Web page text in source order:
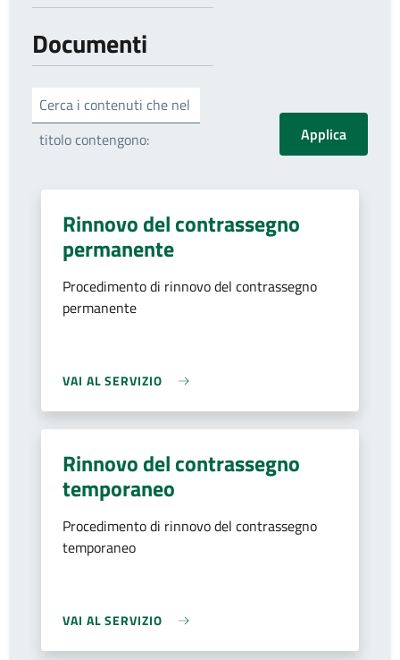
Documenti
Cerca i contenuti che nel
titolo contengono:
Rinnovo del contrassegno
permanente
Procedimento di rinnovo del contrassegno
permanente
VAI AL SERVIZIO
Rinnovo del contrassegno
temporaneo
Procedimento di rinnovo del contrassegno
temporaneo
VAI AL SERVIZIO